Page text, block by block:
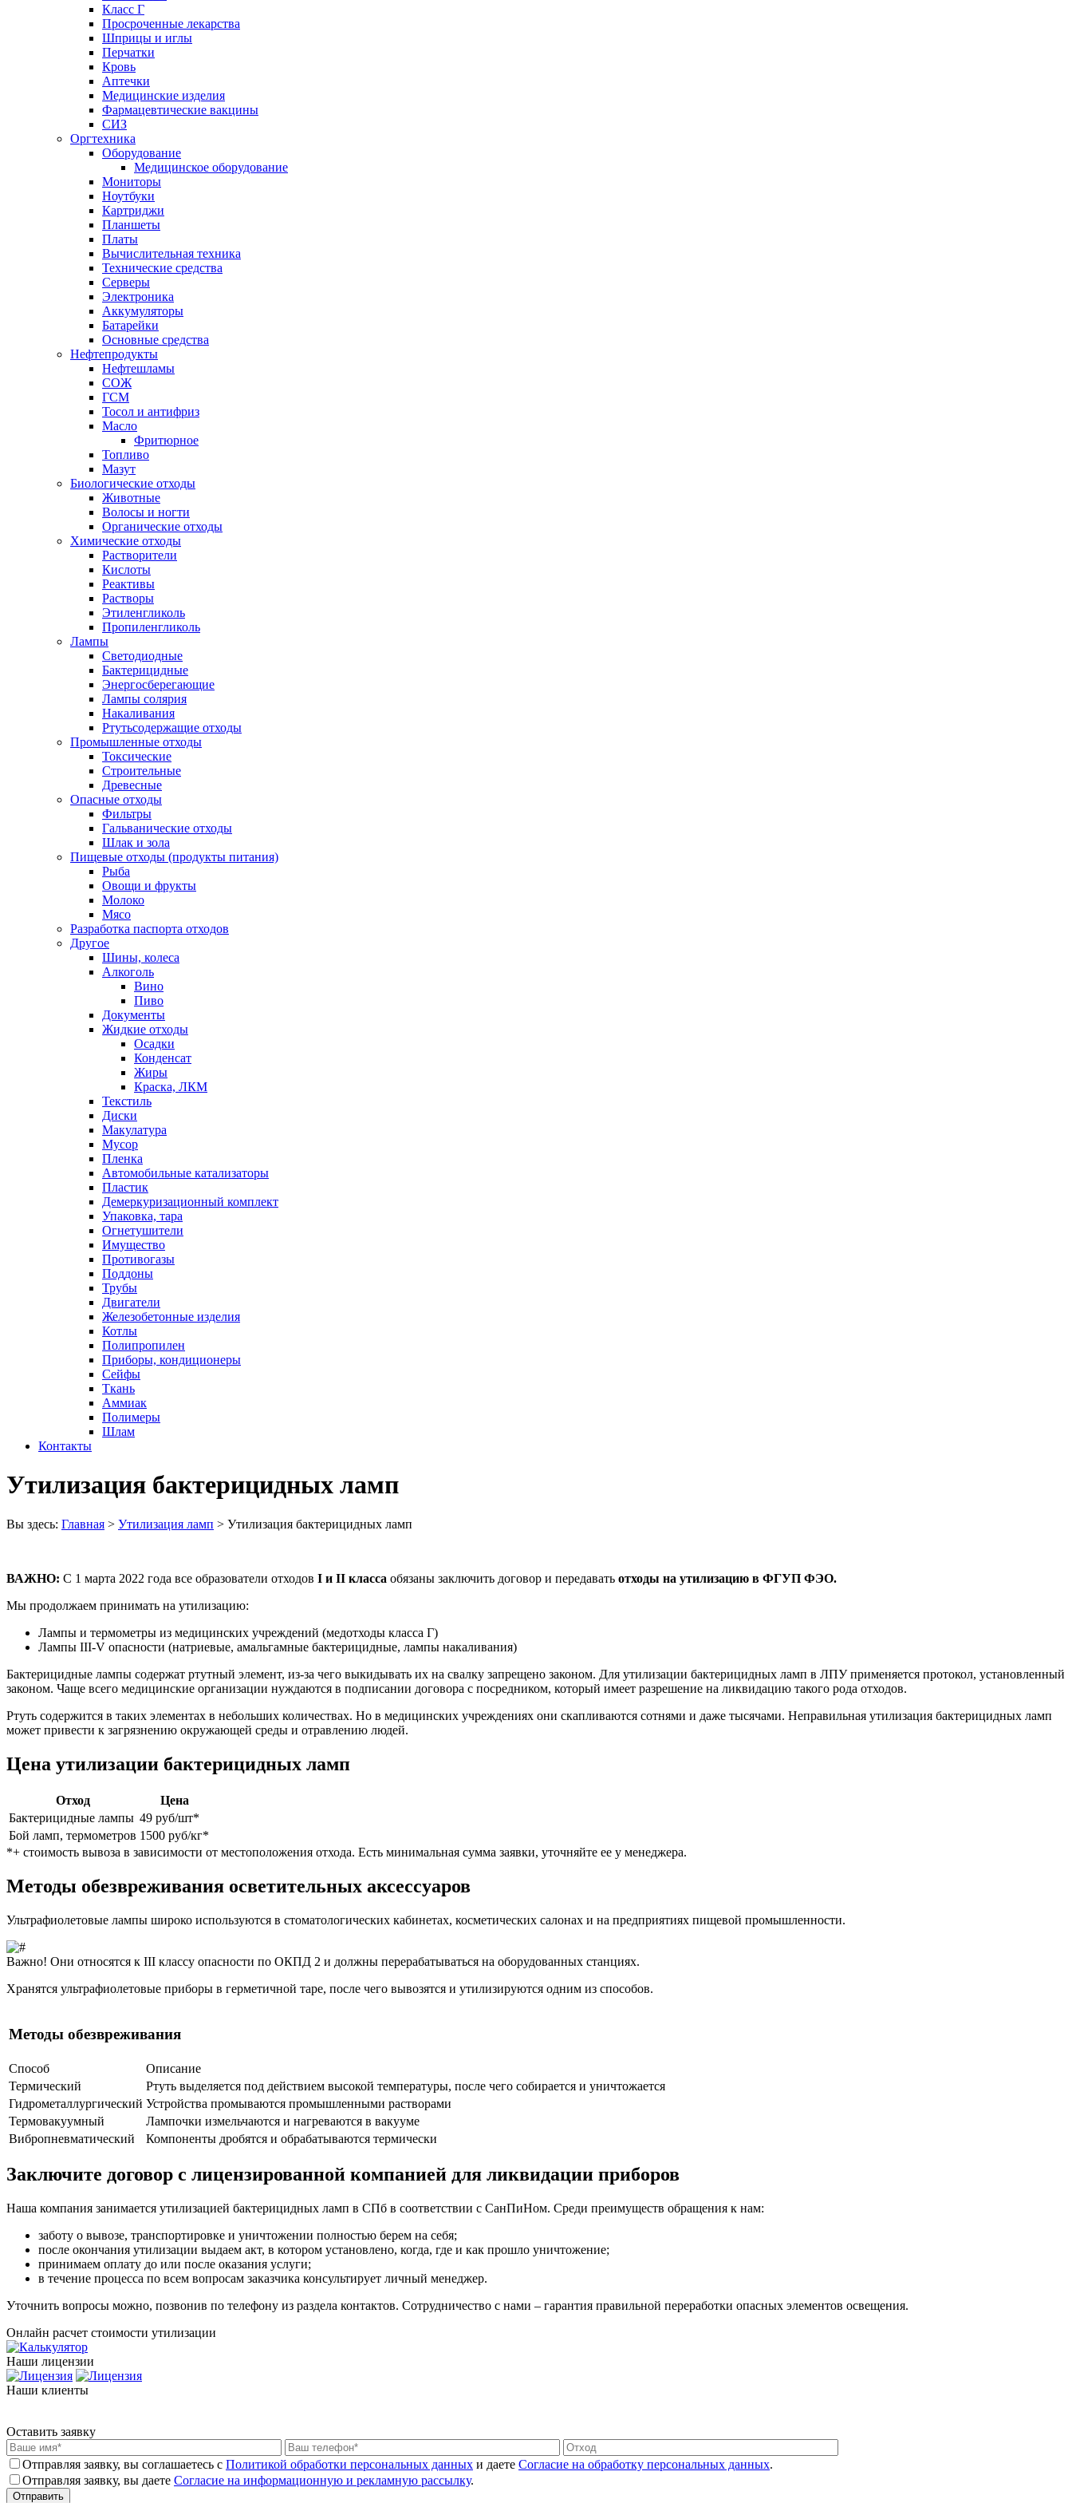
Класс Г
Просроченные лекарства
Шприцы и иглы
Перчатки
Кровь
Аптечки
Медицинские изделия
Фармацевтические вакцины
СИЗ
Оргтехника
Оборудование
Медицинское оборудование
Мониторы
Ноутбуки
Картриджи
Планшеты
Платы
Вычислительная техника
Технические средства
Серверы
Электроника
Аккумуляторы
Батарейки
Основные средства
Нефтепродукты
Нефтешламы
СОЖ
ГСМ
Тосол и антифриз
Масло
Фритюрное
Топливо
Мазут
Биологические отходы
Животные
Волосы и ногти
Органические отходы
Химические отходы
Растворители
Кислоты
Реактивы
Растворы
Этиленгликоль
Пропиленгликоль
Лампы
Светодиодные
Бактерицидные
Энергосберегающие
Лампы солярия
Накаливания
Ртутьсодержащие отходы
Промышленные отходы
Токсические
Строительные
Древесные
Опасные отходы
Фильтры
Гальванические отходы
Шлак и зола
Пищевые отходы (продукты питания)
Рыба
Овощи и фрукты
Молоко
Мясо
Разработка паспорта отходов
Другое
Шины, колеса
Алкоголь
Вино
Пиво
Документы
Жидкие отходы
Осадки
Конденсат
Жиры
Краска, ЛКМ
Текстиль
Диски
Макулатура
Мусор
Пленка
Автомобильные катализаторы
Пластик
Демеркуризационный комплект
Упаковка, тара
Огнетушители
Имущество
Противогазы
Поддоны
Трубы
Двигатели
Железобетонные изделия
Котлы
Полипропилен
Приборы, кондиционеры
Сейфы
Ткань
Аммиак
Полимеры
Шлам
Контакты
Утилизация бактерицидных ламп
Вы здесь: Главная > Утилизация ламп > Утилизация бактерицидных ламп
ВАЖНО: С 1 марта 2022 года все образователи отходов I и II класса обязаны заключить договор и передавать отходы на утилизацию в ФГУП ФЭО.
Мы продолжаем принимать на утилизацию:
Лампы и термометры из медицинских учреждений (медотходы класса Г)
Лампы III-V опасности (натриевые, амальгамные бактерицидные, лампы накаливания)
Бактерицидные лампы содержат ртутный элемент, из-за чего выкидывать их на свалку запрещено законом. Для утилизации бактерицидных ламп в ЛПУ применяется протокол, установленный
законом. Чаще всего медицинские организации нуждаются в подписании договора с посредником, который имеет разрешение на ликвидацию такого рода отходов.
Ртуть содержится в таких элементах в небольших количествах. Но в медицинских учреждениях они скапливаются сотнями и даже тысячами. Неправильная утилизация бактерицидных ламп
может привести к загрязнению окружающей среды и отравлению людей.
Цена утилизации бактерицидных ламп
Отход
Цена
Бактерицидные лампы 49 руб/шт*
Бой ламп, термометров 1500 руб/кг*
*+ стоимость вывоза в зависимости от местоположения отхода. Есть минимальная сумма заявки, уточняйте ее у менеджера.
Методы обезвреживания осветительных аксессуаров
Ультрафиолетовые лампы широко используются в стоматологических кабинетах, косметических салонах и на предприятиях пищевой промышленности.
Важно! Они относятся к III классу опасности по ОКПД 2 и должны перерабатываться на оборудованных станциях.
Хранятся ультрафиолетовые приборы в герметичной таре, после чего вывозятся и утилизируются одним из способов.
Методы обезвреживания
Способ
Описание
Термический
Ртуть выделяется под действием высокой температуры, после чего собирается и уничтожается
Гидрометаллургический Устройства промываются промышленными растворами
Термовакуумный
Лампочки измельчаются и нагреваются в вакууме
Вибропневматический
Компоненты дробятся и обрабатываются термически
Заключите договор с лицензированной компанией для ликвидации приборов
Наша компания занимается утилизацией бактерицидных ламп в СПб в соответствии с СанПиНом. Среди преимуществ обращения к нам:
заботу о вывозе, транспортировке и уничтожении полностью берем на себя;
после окончания утилизации выдаем акт, в котором установлено, когда, где и как прошло уничтожение;
принимаем оплату до или после оказания услуги;
в течение процесса по всем вопросам заказчика консультирует личный менеджер.
Уточнить вопросы можно, позвонив по телефону из раздела контактов. Сотрудничество с нами – гарантия правильной переработки опасных элементов освещения.
Онлайн расчет стоимости утилизации
Наши лицензии
Наши клиенты
Оставить заявку
Отправляя заявку, вы соглашаетесь с Политикой обработки персональных данных и даете Согласие на обработку персональных данных.
Отправляя заявку, вы даете Согласие на информационную и рекламную рассылку.